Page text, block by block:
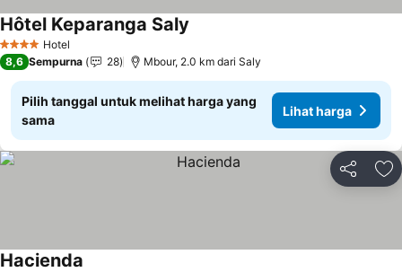
4 BintangHotel
Hôtel Keparanga Saly
8,6 Sempurna 28 Mbour, 2.0 km dari Saly
Pilih tanggal untuk melihat harga yang
sama
Lihat harga
Bagikan
Hacienda